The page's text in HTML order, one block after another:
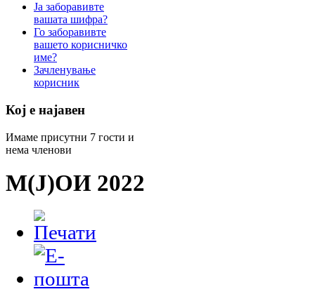
Ја заборавивте
вашата шифра?
Го заборавивте
вашето корисничко
име?
Зачленување
корисник
Кој е најавен
Имаме присутни 7 гости и
нема членови
М(Ј)ОИ 2022